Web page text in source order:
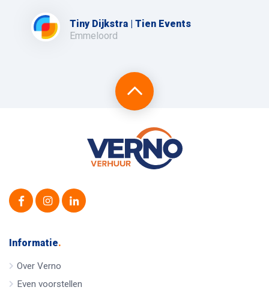
Tiny Dijkstra | Tien Events
Emmeloord
Informatie.
Over Verno
Even voorstellen